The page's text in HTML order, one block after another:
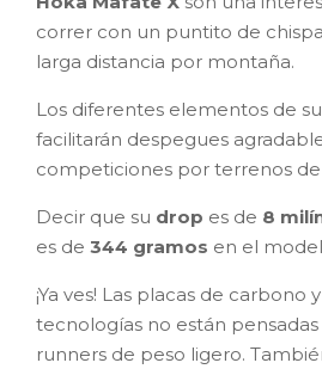
correr con un puntito de
larga distancia por montaña.
Los diferentes elementos de
facilitarán despegues
competiciones por terrenos
Decir que su drop es de 8
es de 344 gramos en el
¡Ya ves! Las placas de carbono
tecnologías no están
runners de peso ligero.